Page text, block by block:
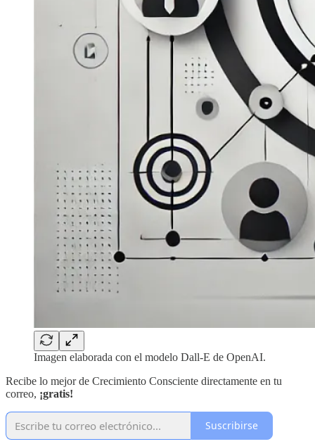
Imagen elaborada con el modelo Dall-E de OpenAI.
Recibe lo mejor de Crecimiento Consciente directamente en tu
correo, ¡gratis!
Suscribirse